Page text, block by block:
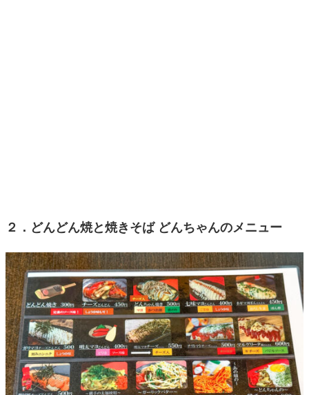
２．どんどん焼と焼きそば どんちゃんのメニュー